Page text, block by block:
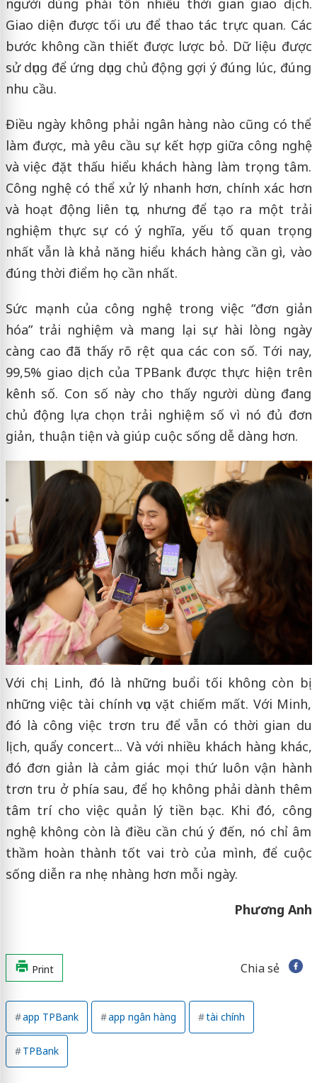
Giao diện được tối ưu để thao tác trực quan. Các
bước không cần thiết được lược bỏ. Dữ liệu được
sử dụng để ứng dụng chủ động gợi ý đúng lúc, đúng
nhu cầu.
Điều ngày không phải ngân hàng nào cũng có thể
làm được, mà yêu cầu sự kết hợp giữa công nghệ
và việc đặt thấu hiểu khách hàng làm trọng tâm.
Công nghệ có thể xử lý nhanh hơn, chính xác hơn
và hoạt động liên tục, nhưng để tạo ra một trải
nghiệm thực sự có ý nghĩa, yếu tố quan trọng
nhất vẫn là khả năng hiểu khách hàng cần gì, vào
đúng thời điểm họ cần nhất.
Sức mạnh của công nghệ trong việc “đơn giản
hóa” trải nghiệm và mang lại sự hài lòng ngày
càng cao đã thấy rõ rệt qua các con số. Tới nay,
99,5% giao dịch của TPBank được thực hiện trên
kênh số. Con số này cho thấy người dùng đang
chủ động lựa chọn trải nghiệm số vì nó đủ đơn
giản, thuận tiện và giúp cuộc sống dễ dàng hơn.
Với chị Linh, đó là những buổi tối không còn bị
những việc tài chính vụn vặt chiếm mất. Với Minh,
đó là công việc trơn tru để vẫn có thời gian du
lịch, quẩy concert... Và với nhiều khách hàng khác,
đó đơn giản là cảm giác mọi thứ luôn vận hành
trơn tru ở phía sau, để họ không phải dành thêm
tâm trí cho việc quản lý tiền bạc. Khi đó, công
nghệ không còn là điều cần chú ý đến, nó chỉ âm
thầm hoàn thành tốt vai trò của mình, để cuộc
sống diễn ra nhẹ nhàng hơn mỗi ngày.
Phương Anh
Print Chia sẻ
app TPBank app ngân hàng tài chính
TPBank